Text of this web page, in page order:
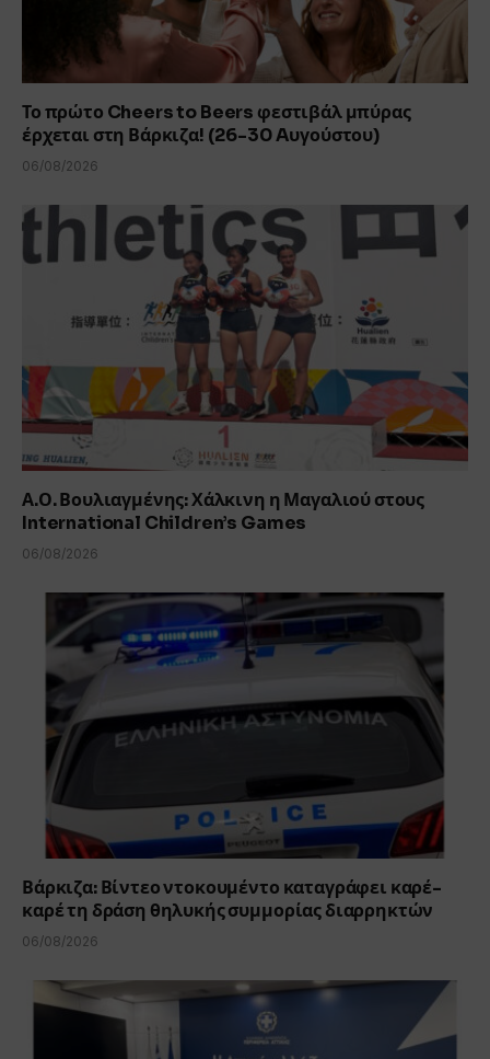
Το πρώτο Cheers to Beers φεστιβάλ μπύρας
έρχεται στη Βάρκιζα! (26-30 Aυγούστου)
06/08/2026
Α.Ο. Βουλιαγμένης: Χάλκινη η Μαγαλιού στους
International Children’s Games
06/08/2026
Βάρκιζα: Βίντεο ντοκουμέντο καταγράφει καρέ-
καρέ τη δράση θηλυκής συμμορίας διαρρηκτών
06/08/2026